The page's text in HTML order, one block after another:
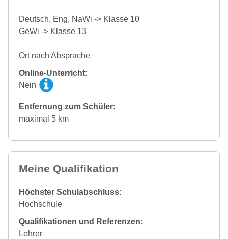
Deutsch, Eng, NaWi -> Klasse 10
GeWi -> Klasse 13
Ort nach Absprache
Online-Unterricht:
Nein
Entfernung zum Schüler:
maximal 5 km
Meine Qualifikation
Höchster Schulabschluss:
Hochschule
Qualifikationen und Referenzen:
Lehrer